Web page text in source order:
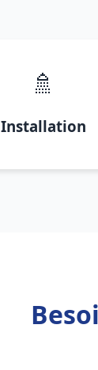
🚿
Installation